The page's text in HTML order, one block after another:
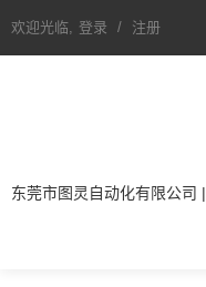
欢迎光临, 登录 / 注册
东莞市图灵自动化有限公司